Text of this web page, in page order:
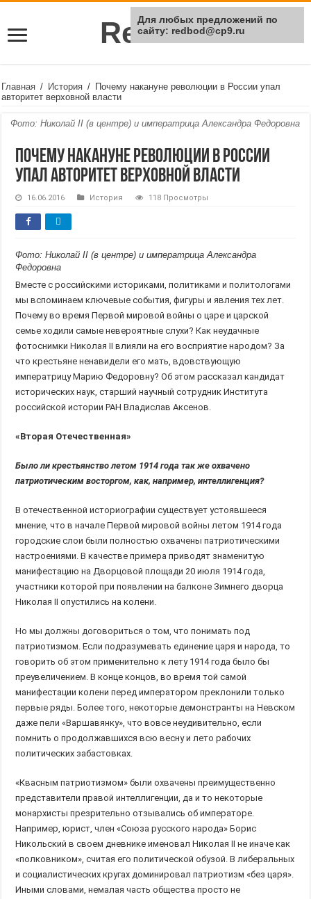
Rei Red
Главная / История / Почему накануне революции в России упал
авторитет верховной власти
Фото: Николай II (в центре) и императрица Александра Федоровна
Почему накануне революции в России
упал авторитет верховной власти
16.06.2016 История 118 Просмотры
Фото: Николай II (в центре) и императрица Александра
Федоровна
Вместе с российскими историками, политиками и политологами
мы вспоминаем ключевые события, фигуры и явления тех лет.
Почему во время Первой мировой войны о царе и царской
семье ходили самые невероятные слухи? Как неудачные
фотоснимки Николая II влияли на его восприятие народом? За
что крестьяне ненавидели его мать, вдовствующую
императрицу Марию Федоровну? Об этом рассказал кандидат
исторических наук, старший научный сотрудник Института
российской истории РАН Владислав Аксенов.
«Вторая Отечественная»
Было ли крестьянство летом 1914 года так же охвачено
патриотическим восторгом, как, например, интеллигенция?
В отечественной историографии существует устоявшееся
мнение, что в начале Первой мировой войны летом 1914 года
городские слои были полностью охвачены патриотическими
настроениями. В качестве примера приводят знаменитую
манифестацию на Дворцовой площади 20 июля 1914 года,
участники которой при появлении на балконе Зимнего дворца
Николая II опустились на колени.
Но мы должны договориться о том, что понимать под
патриотизмом. Если подразумевать единение царя и народа, то
говорить об этом применительно к лету 1914 года было бы
преувеличением. В конце концов, во время той самой
манифестации колени перед императором преклонили только
первые ряды. Более того, некоторые демонстранты на Невском
даже пели «Варшавянку», что вовсе неудивительно, если
помнить о продолжавшихся всю весну и лето рабочих
политических забастовках.
«Квасным патриотизмом» были охвачены преимущественно
представители правой интеллигенции, да и то некоторые
монархисты презрительно отзывались об императоре.
Например, юрист, член «Союза русского народа» Борис
Никольский в своем дневнике именовал Николая II не иначе как
«полковником», считая его политической обузой. В либеральных
и социалистических кругах доминировал патриотизм «без царя».
Иными словами, немалая часть общества просто не
Для любых предложений по
сайту: redbod@cp9.ru